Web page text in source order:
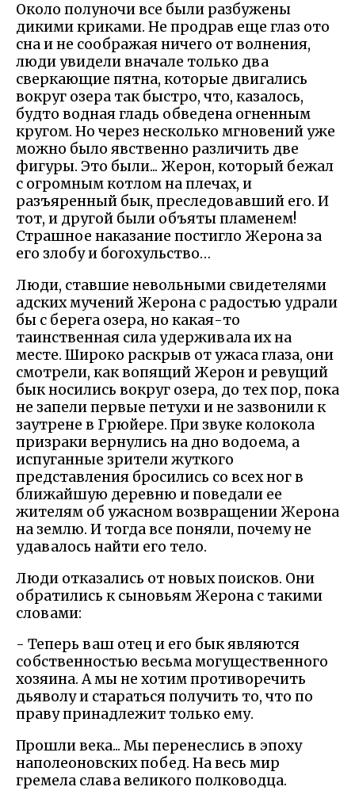
Около полуночи все были разбужены
дикими криками. Не продрав еще глаз ото
сна и не соображая ничего от волнения,
люди увидели вначале только два
сверкающие пятна, которые двигались
вокруг озера так быстро, что, казалось,
будто водная гладь обведена огненным
кругом. Но через несколько мгновений уже
можно было явственно различить две
фигуры. Это были... Жерон, который бежал
с огромным котлом на плечах, и
разъяренный бык, преследовавший его. И
тот, и другой были объяты пламенем!
Страшное наказание постигло Жерона за
его злобу и богохульство…
Люди, ставшие невольными свидетелями
адских мучений Жерона с радостью удрали
бы с берега озера, но какая-то
таинственная сила удерживала их на
месте. Широко раскрыв от ужаса глаза, они
смотрели, как вопящий Жерон и ревущий
бык носились вокруг озера, до тех пор, пока
не запели первые петухи и не зазвонили к
заутрене в Грюйере. При звуке колокола
призраки вернулись на дно водоема, а
испуганные зрители жуткого
представления бросились со всех ног в
ближайшую деревню и поведали ее
жителям об ужасном возвращении Жерона
на землю. И тогда все поняли, почему не
удавалось найти его тело.
Люди отказались от новых поисков. Они
обратились к сыновьям Жерона с такими
словами:
- Теперь ваш отец и его бык являются
собственностью весьма могущественного
хозяина. А мы не хотим противоречить
дьяволу и стараться получить то, что по
праву принадлежит только ему.
Прошли века... Мы перенеслись в эпоху
наполеоновских побед. На весь мир
гремела слава великого полководца.